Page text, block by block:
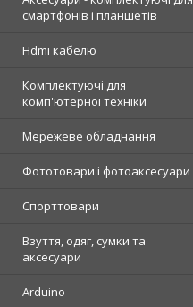
смартфонів і планшетів
Hdmi кабелю
Комплектуючі для
комп'ютерної техніки
Мережеве обладнання
Фототовари і фотоаксесуари
Спорттовари
Взуття, одяг, сумки та
аксесуари
Arduino